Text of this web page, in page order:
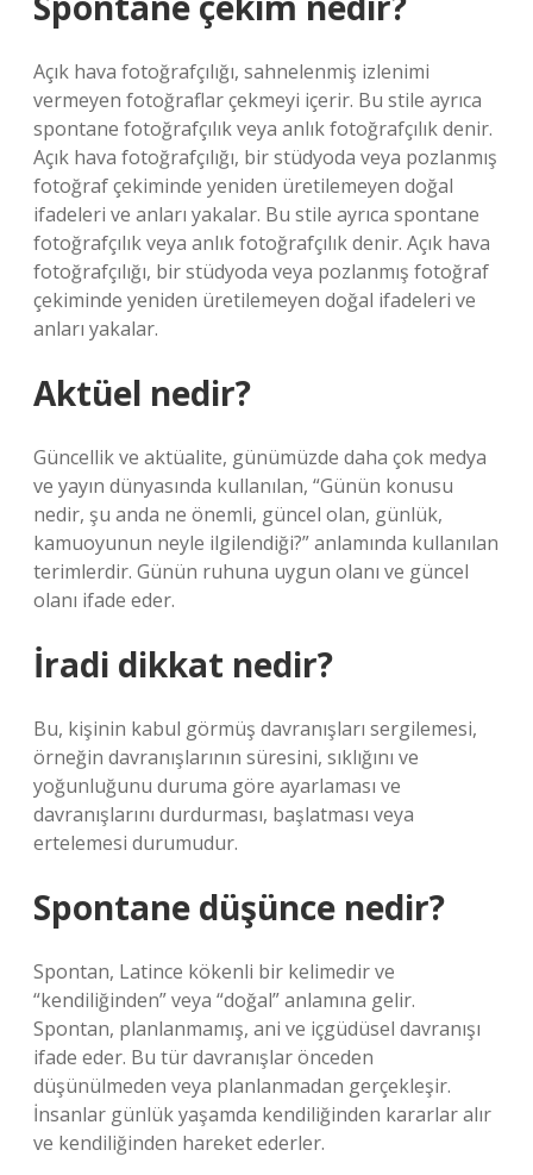
Açık hava fotoğrafçılığı, sahnelenmiş izlenimi
vermeyen fotoğraflar çekmeyi içerir. Bu stile ayrıca
spontane fotoğrafçılık veya anlık fotoğrafçılık denir.
Açık hava fotoğrafçılığı, bir stüdyoda veya pozlanmış
fotoğraf çekiminde yeniden üretilemeyen doğal
ifadeleri ve anları yakalar. Bu stile ayrıca spontane
fotoğrafçılık veya anlık fotoğrafçılık denir. Açık hava
fotoğrafçılığı, bir stüdyoda veya pozlanmış fotoğraf
çekiminde yeniden üretilemeyen doğal ifadeleri ve
anları yakalar.
Aktüel nedir?
Güncellik ve aktüalite, günümüzde daha çok medya
ve yayın dünyasında kullanılan, “Günün konusu
nedir, şu anda ne önemli, güncel olan, günlük,
kamuoyunun neyle ilgilendiği?” anlamında kullanılan
terimlerdir. Günün ruhuna uygun olanı ve güncel
olanı ifade eder.
İradi dikkat nedir?
Bu, kişinin kabul görmüş davranışları sergilemesi,
örneğin davranışlarının süresini, sıklığını ve
yoğunluğunu duruma göre ayarlaması ve
davranışlarını durdurması, başlatması veya
ertelemesi durumudur.
Spontane düşünce nedir?
Spontan, Latince kökenli bir kelimedir ve
“kendiliğinden” veya “doğal” anlamına gelir.
Spontan, planlanmamış, ani ve içgüdüsel davranışı
ifade eder. Bu tür davranışlar önceden
düşünülmeden veya planlanmadan gerçekleşir.
İnsanlar günlük yaşamda kendiliğinden kararlar alır
ve kendiliğinden hareket ederler.